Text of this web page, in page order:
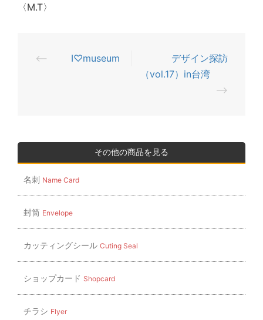
〈M.T〉
投
シ
ョ
ン
⟵ I♡museum
デザイン探訪
（vol.17）in台湾
⟶
その他の商品を見る
名刺 Name Card
封筒 Envelope
カッティングシール Cuting Seal
ショップカード Shopcard
チラシ Flyer